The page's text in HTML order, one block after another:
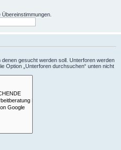
gesucht werden soll. Unterforen werden
Option „Unterforen durchsuchen“ unten nicht